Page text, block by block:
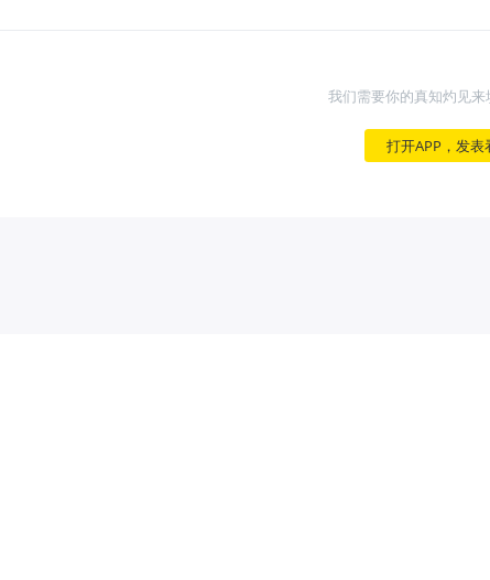
我们需要你的真知灼见来
打开APP，发表